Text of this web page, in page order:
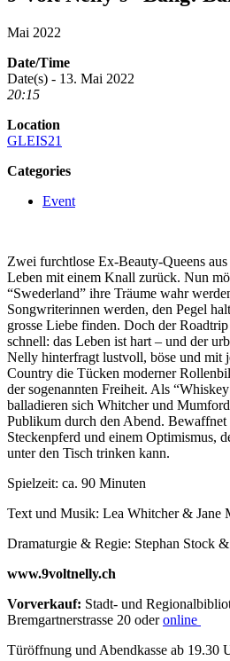
Mai 2022
Date/Time
Date(s) - 13. Mai 2022
20:15
Location
GLEIS21
Categories
Event
Zwei furchtlose Ex-Beauty-Queens aus
Leben mit einem Knall zurück. Nun
“Swederland” ihre Träume wahr
Songwriterinnen werden, den Pegel
grosse Liebe finden. Doch der
schnell: das Leben ist hart – und der
Nelly hinterfragt lustvoll, böse und mit
Country die Tücken moderner
der sogenannten Freiheit. Als
balladieren sich Whitcher und
Publikum durch den Abend. Bewaffnet
Steckenpferd und einem Optimismus,
unter den Tisch trinken kann.
Spielzeit: ca. 90 Minuten
Text und Musik: Lea Whitcher & Jane
Dramaturgie & Regie: Stephan Stock
www.9voltnelly.ch
Vorverkauf: Stadt- und
Bremgartnerstrasse 20 oderonline
Türöffnung und Abendkasse ab 19.30